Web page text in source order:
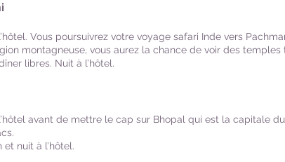
Vous poursuivrez votre voyage safari Inde vers
montagneuse, vous aurez la chance de voir des
libres. Nuit à l’hôtel.
avant de mettre le cap sur Bhopal qui est la capitale
nuit à l’hôtel.